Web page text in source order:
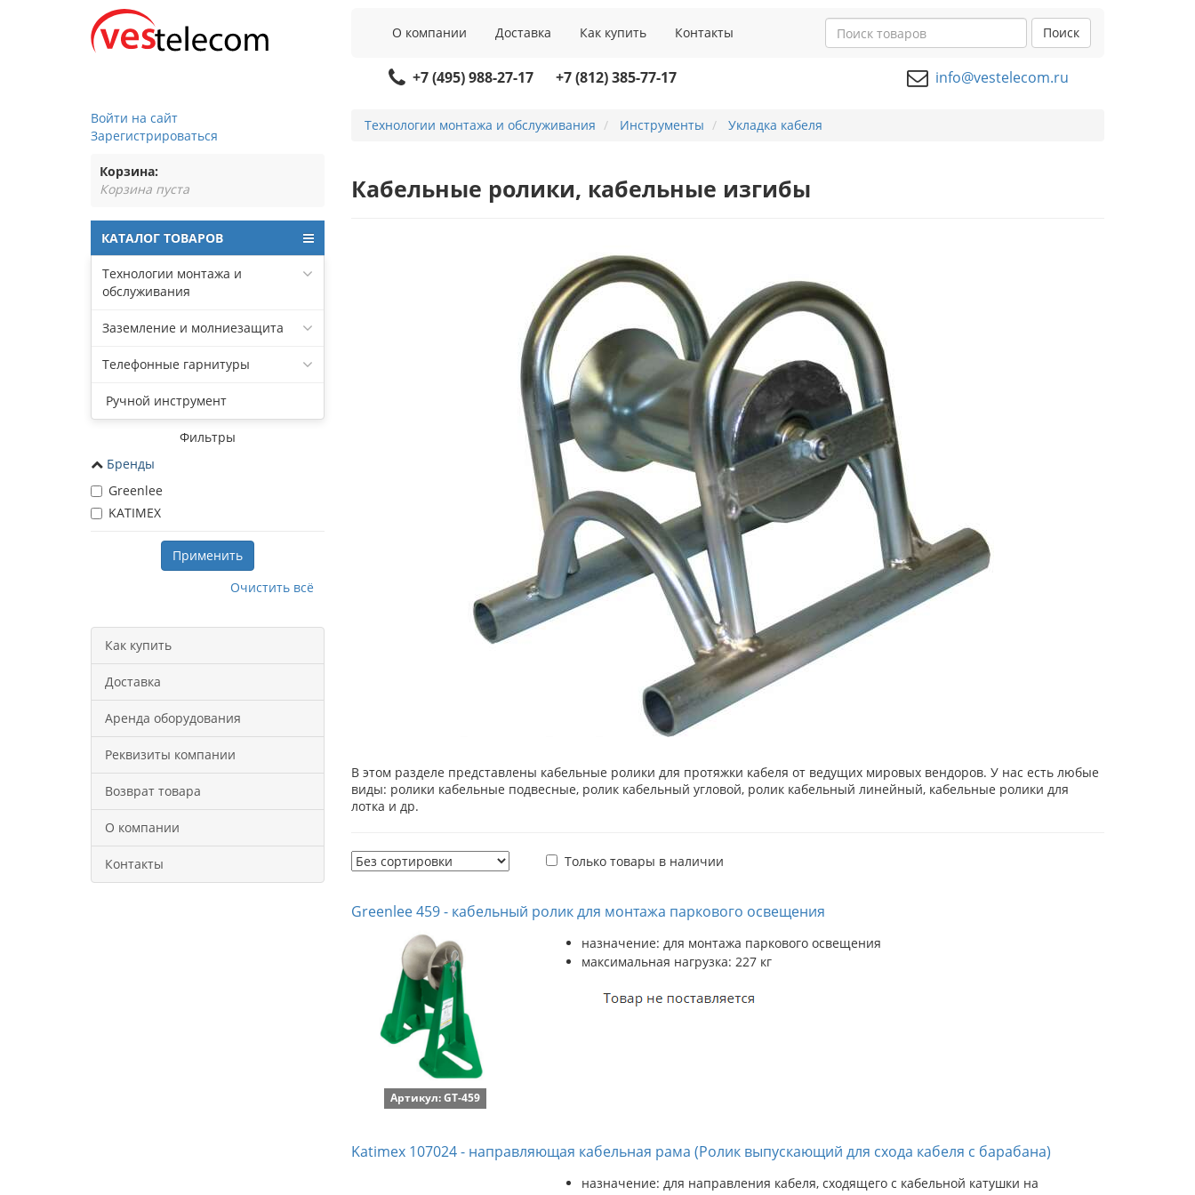
О компании Доставка Как купить Контакты Поиск
+7 (495) 988-27-17 +7 (812) 385-77-17 info@vestelecom.ru
Войти на сайт
Зарегистрироваться
Корзина:
Корзина пуста
КАТАЛОГ ТОВАРОВ
Технологии монтажа и
обслуживания
Заземление и молниезащита
Телефонные гарнитуры
Ручной инструмент
Фильтры
Бренды
Greenlee
KATIMEX
Применить
Очистить всё
Как купить
Доставка
Аренда оборудования
Реквизиты компании
Возврат товара
О компании
Контакты
Технологии монтажа и обслуживания Инструменты Укладка кабеля
Кабельные ролики, кабельные изгибы
В этом разделе представлены кабельные ролики для протяжки кабеля от ведущих мировых вендоров. У нас есть любые
виды: ролики кабельные подвесные, ролик кабельный угловой, ролик кабельный линейный, кабельные ролики для
лотка и др.
Только товары в наличии
Greenlee 459 - кабельный ролик для монтажа паркового освещения
Артикул: GT-459
назначение: для монтажа паркового освещения
максимальная нагрузка: 227 кг
Katimex 107024 - направляющая кабельная рама (Ролик выпускающий для схода кабеля с барабана)
назначение: для направления кабеля, сходящего с кабельной катушки на